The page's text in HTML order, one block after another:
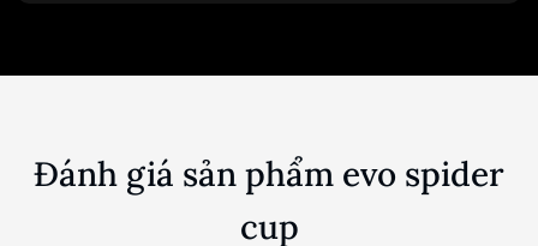
Đánh giá sản phẩm evo spider
cup